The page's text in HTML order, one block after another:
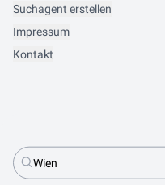
Suchagent erstellen
Impressum
Kontakt